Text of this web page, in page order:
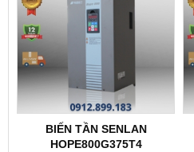
BIẾN TẦN SENLAN
HOPE800G375T4